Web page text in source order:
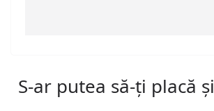
S-ar putea să-ți placă și